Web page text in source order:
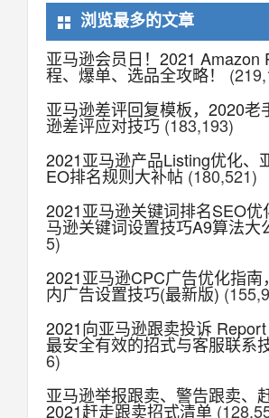
浏览最多的文章
亚马逊会员日！2021 Amazon
程、爆单、选品全攻略！
亚马逊差评回复模板，2020老
逊差评应对技巧(183,193)
2021亚马逊产品Listing优化、
EO排名规则大补帖 (180,521)
2021亚马逊关键词排名SEO优
马逊关键词设置技巧A9算法大
5)
2021亚马逊CPC广告优化指南
内广告设置技巧(最新版)
2021向亚马逊跟卖投诉
最安全有效的招式与客服联系
6)
亚马逊举报跟卖、警告跟卖、
2021赶走跟卖招式清单